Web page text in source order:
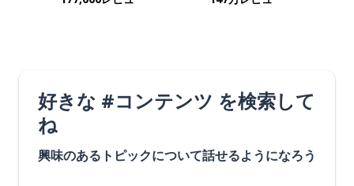
好きな #コンテンツ を検索して
ね
興味のあるトピックについて話せるようになろう